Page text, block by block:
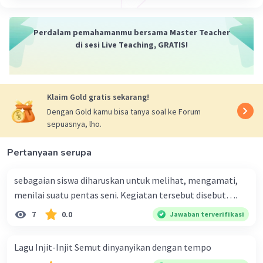
atau kesatuan. Misalnya, bentuk persegi yang
berulang dapat menciptakan efek keseimbangan
dan keteraturan, sedangkan bentuk lingkaran
kesatuan.
Warna-warna yang berulang
Warna-warna yang berulang dapat menciptakan
efek harmoni, kontras, atau kesatuan. Misalnya,
warna-warna yang cerah yang berulang dapat
warna yang gelap yang berulang dapat
menciptakan efek kontras.
Berikut adalah beberapa contoh karya seni rupa
yang menggunakan prinsip nirmana
Perdalam pemahamanmu bersama Master Teacher
di sesi Live Teaching, GRATIS!
Klaim Gold gratis sekarang!
Dengan Gold kamu bisa tanya soal ke Forum
sepuasnya, lho.
Pertanyaan serupa
sebagaian siswa diharuskan untuk melihat, mengamati,
menilai suatu pentas seni. Kegiatan tersebut disebut….
7 0.0 Jawaban terverifikasi
Lagu Injit-Injit Semut dinyanyikan dengan tempo